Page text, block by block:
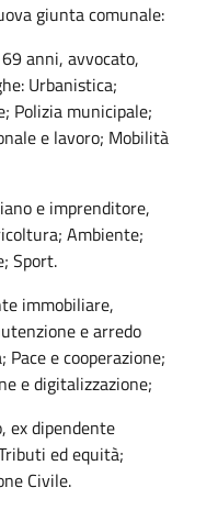
giunta comunale:
anni, avvocato,
Urbanistica;
Polizia municipale;
e lavoro; Mobilità
e imprenditore,
Ambiente;
Sport.
immobiliare,
e arredo
e cooperazione;
e digitalizzazione;
ex dipendente
ed equità;
Civile.